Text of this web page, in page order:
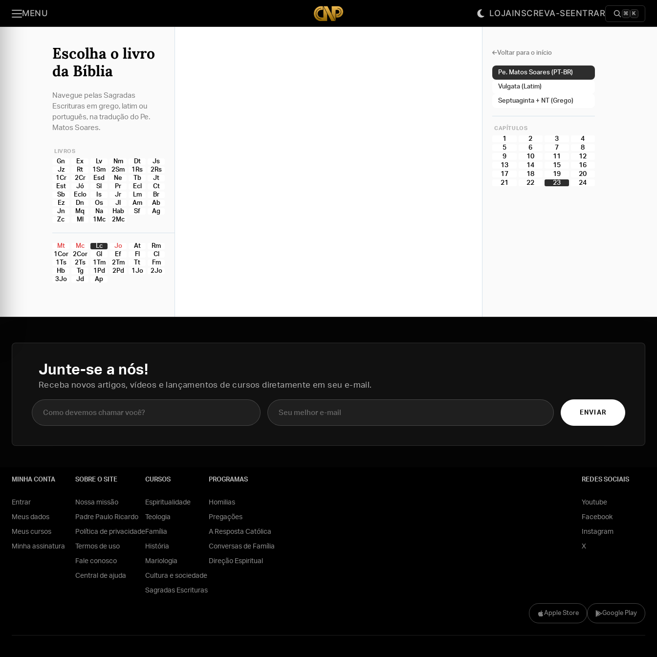
MENU LOJAINSCREVA-SEENTRAR ⌘ K
Escolha o livro
da Bíblia
Navegue pelas Sagradas
Escrituras em grego, latim ou
português, na tradução do Pe.
Matos Soares.
LIVROS
Gn Ex Lv Nm Dt
Js
Jz
Rt 1Sm 2Sm 1Rs
2Rs
1Cr
2Cr Esd Ne Tb
Jt
Est
Jó Sl Pr Ecl
Ct
Sb
Eclo Is Jr Lm
Br
Ez
Dn Os Jl Am
Ab
Jn
Mq Na Hab Sf
Ag
Zc
Ml 1Mc 2Mc
Mt Mc Lc Jo At
Rm
1Cor
2Cor Gl Ef Fl
Cl
1Ts
2Ts 1Tm 2Tm Tt
Fm
Hb
Tg 1Pd 2Pd 1Jo
2Jo
3Jo
Jd Ap
Voltar para o início
Pe. Matos Soares (PT-BR)
Vulgata (Latim)
Septuaginta + NT (Grego)
CAPÍTULOS
1 2 3
4
5
6 7
8
9
10 11
12
13
14 15
16
17
18 19
20
21
22 23 24
Junte-se a nós!
Receba novos artigos, vídeos e lançamentos de cursos diretamente em seu e-mail.
Nome completo E-mail
ENVIAR
Apple Store Google Play
MINHA CONTA
Entrar
Meus dados
Meus cursos
Minha assinatura
SOBRE O SITE
Nossa missão
Padre Paulo Ricardo
Política de privacidade
Termos de uso
Fale conosco
Central de ajuda
CURSOS
Espiritualidade
Teologia
Família
História
Mariologia
Cultura e sociedade
Sagradas Escrituras
PROGRAMAS
Homilias
Pregações
A Resposta Católica
Conversas de Família
Direção Espiritual
REDES SOCIAIS
Youtube
Facebook
Instagram
X